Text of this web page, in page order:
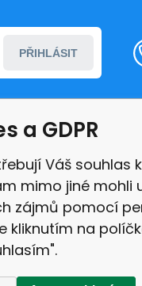
PŘIHLÁSIT
a GDPR
Váš souhlas
mimo jiné mohli
zájmů pomocí
kliknutím na